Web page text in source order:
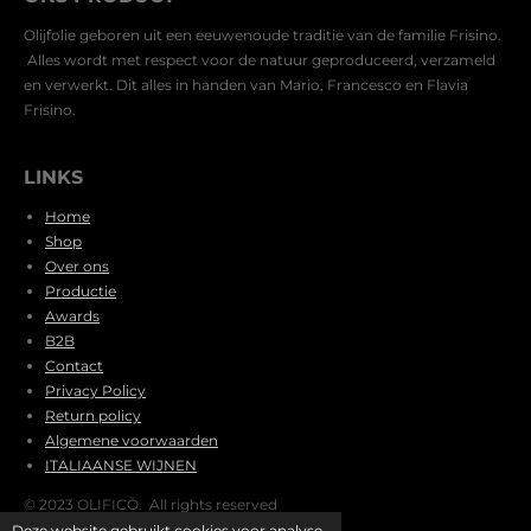
Olijfolie geboren uit een eeuwenoude traditie van de familie Frisino.
Alles wordt met respect voor de natuur geproduceerd, verzameld
en verwerkt. Dit alles in handen van Mario, Francesco en Flavia
Frisino.
LINKS
Home
Shop
Over ons
Productie
Awards
B2B
Contact
Privacy Policy
Return policy
Algemene voorwaarden
ITALIAANSE WIJNEN
© 2023 OLIFICŌ. All rights reserved